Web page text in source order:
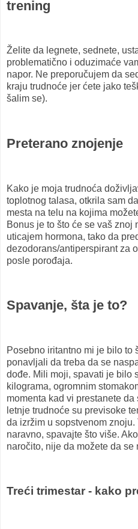
trening
Želite da legnete, sednete,
problematično i oduzimaće
napor. Ne preporučujem da
kraju trudnoće jer ćete jako
šalim se).
Preterano znojenje
Kako je moja trudnoća
toplotnog talasa, otkrila sam
mesta na telu na kojima
Bonus je to što će se vaš znoj
uticajem hormona, tako da
dezodorans/antiperspirant za
posle porođaja.
Spavanje, šta je to?
Posebno iritantno mi je bilo to
ponavljali da treba da se
dođe. Mili moji, spavati je bilo
kilograma, ogromnim
momenta kad vi prestanete
letnje trudnoće su previsoke
da izržim u sopstvenom znoju.
naravno, spavajte što više.
naročito, nije da možete da se
Treći trimestar - kako